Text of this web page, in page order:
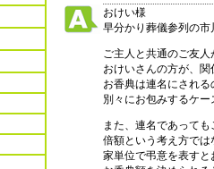
おけい様
早分かり葬儀参列の市
ご主人と共通のご友人
おけいさんの方が、関
お香典は連名にされる
別々にお包みするケー
また、連名であっても
倍額という考え方では
家単位で弔意を表すと